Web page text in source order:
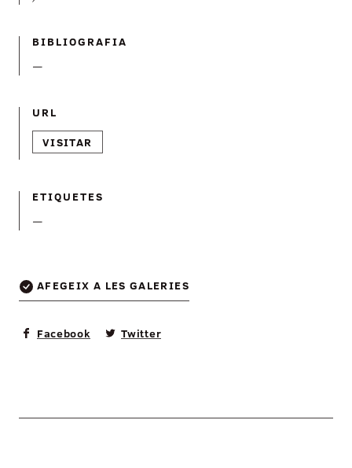
BIBLIOGRAFIA
—
URL
VISITAR
ETIQUETES
—
AFEGEIX A LES GALERIES
Facebook Twitter